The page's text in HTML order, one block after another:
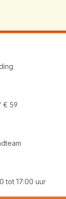
€ 59
tot 17:00 uur